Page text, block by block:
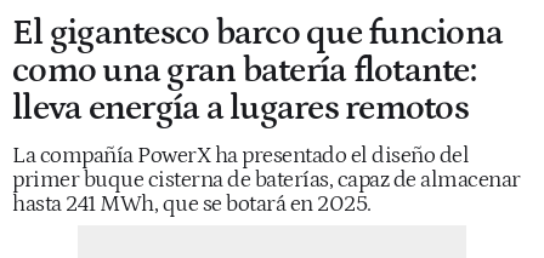
El gigantesco barco que funciona
como una gran batería flotante:
lleva energía a lugares remotos
La compañía PowerX ha presentado el diseño del
primer buque cisterna de baterías, capaz de almacenar
hasta 241 MWh, que se botará en 2025.